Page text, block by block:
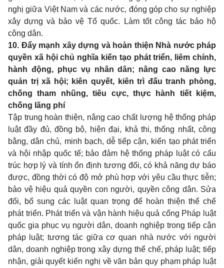
nghị giữa Việt Nam và các nước, đóng góp cho sự nghiệp
xây dựng và bảo vệ Tổ quốc. Làm tốt công tác bảo hộ
công dân.
10. Đẩy mạnh xây dựng và hoàn thiện Nhà nước pháp
quyền xã hội chủ nghĩa kiến tạo phát triển, liêm chính,
hành động, phục vụ nhân dân; nâng cao năng lực
quản trị xã hội; kiên quyết, kiên trì đấu tranh phòng,
chống tham nhũng, tiêu cực, thực hành tiết kiệm,
chống lãng phí
Tập trung hoàn thiện, nâng cao chất lượng hệ thống pháp
luật đầy đủ, đồng bộ, hiện đại, khả thi, thống nhất, công
bằng, dân chủ, minh bạch, dễ tiếp cận, kiến tạo phát triển
và hội nhập quốc tế; bảo đảm hệ thống pháp luật có cấu
trúc hợp lý và tính ổn định tương đối, có khả năng dự báo
được, đồng thời có độ mở phù hợp với yêu cầu thực tiễn;
bảo vệ hiệu quả quyền con người, quyền công dân. Sửa
đổi, bổ sung các luật quan trọng để hoàn thiện thể chế
phát triển. Phát triển và vận hành hiệu quả cổng Pháp luật
quốc gia phục vụ người dân, doanh nghiệp trong tiếp cận
pháp luật; tương tác giữa cơ quan nhà nước với người
dân, doanh nghiệp trong xây dựng thể chế, pháp luật; tiếp
nhận, giải quyết kiến nghị về văn bản quy phạm pháp luật